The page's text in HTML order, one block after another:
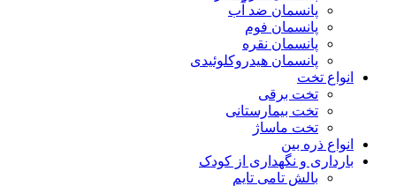
پانسمان ضد آب
پانسمان فوم
پانسمان نقره
پانسمان هیدروکلوئیدی
انواع تخت
تخت برقی
تخت بیمارستانی
تخت ماساژ
انواع ذره بین
بارداری و نگهداری از کودک
بالش تامی تایم